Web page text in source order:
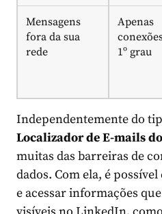
Mensagens
fora da sua
rede
Apenas
1º grau
Independentemente do
Localizador de E-mails do
muitas das barreiras de
dados. Com ela, é
e acessar informações